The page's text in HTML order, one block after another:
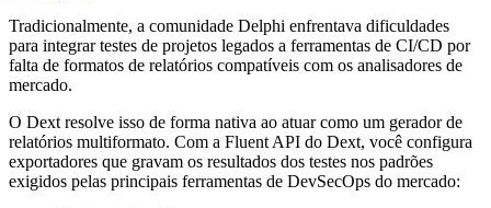
Tradicionalmente, a comunidade Delphi enfrentava dificuldades
para integrar testes de projetos legados a ferramentas de CI/CD por
falta de formatos de relatórios compatíveis com os analisadores de
mercado.
O Dext resolve isso de forma nativa ao atuar como um gerador de
relatórios multiformato. Com a Fluent API do Dext, você configura
exportadores que gravam os resultados dos testes nos padrões
exigidos pelas principais ferramentas de DevSecOps do mercado: